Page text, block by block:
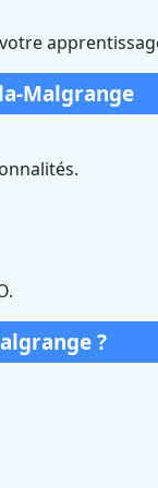
Malgrange
?